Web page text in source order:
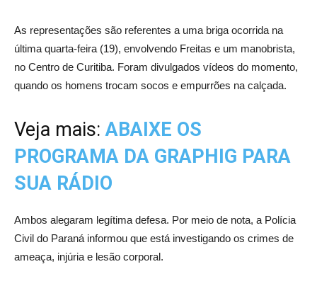
As representações são referentes a uma briga ocorrida na
última quarta-feira (19), envolvendo Freitas e um manobrista,
no Centro de Curitiba. Foram divulgados vídeos do momento,
quando os homens trocam socos e empurrões na calçada.
Veja mais:ABAIXE OS
PROGRAMA DA GRAPHIG PARA
SUA RÁDIO
Ambos alegaram legítima defesa. Por meio de nota, a Polícia
Civil do Paraná informou que está investigando os crimes de
ameaça, injúria e lesão corporal.